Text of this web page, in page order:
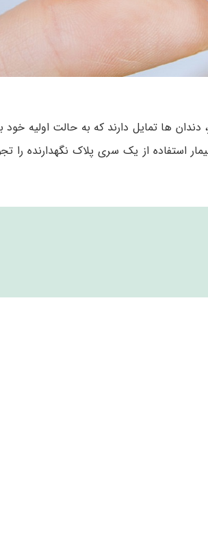
ها تمایل دارند که به حالت اولیه خود
استفاده از یک سری پلاک نگهدارنده را